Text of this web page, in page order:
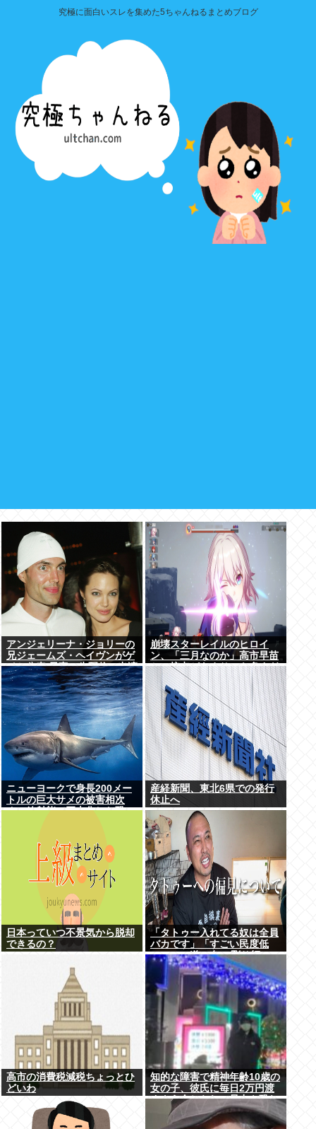
究極に面白いスレを集めた5ちゃんねるまとめブログ
アンジェリーナ・ジョリーの
兄ジェームズ・ヘイヴンがゲ
イと公表 元妻の生配信に出演
しカミングアウト ヤフコメ
「顔見ればわかる」
崩壊スターレイルのヒロイ
ン、「三月なのか」高市早苗
との接点があまりにも多すぎ
る。もしかして早苗がモデ
ル？
ニューヨークで身長200メー
トルの巨大サメの被害相次
ぐ、放射能で巨大化した恐
産経新聞、東北6県での発行
休止へ
日本っていつ不景気から脱却
できるの？
「タトゥー入れてる奴は全員
バカです」「すごい民度低
い」この道23年の彫り師
YouTuberの動画が話題
高市の消費税減税ちょっとひ
どいわ
知的な障害で精神年齢10歳の
女の子、彼氏に毎日2万円渡
すよう命じられ、暴力を恐れ
連日売春。客の82歳を殺害し
逮捕